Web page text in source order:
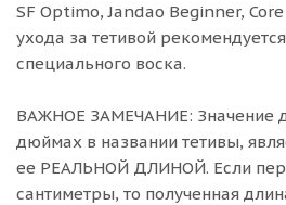
SF Optimo, Jandao Beginner,
ухода за тетивой
специального воска.
ВАЖНОЕ ЗАМЕЧАНИЕ: Значение
дюймах в названии тетивы,
ее РЕАЛЬНОЙ ДЛИНОЙ. Если
сантиметры, то полученная